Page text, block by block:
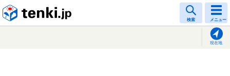
検索 メニュー
現在地